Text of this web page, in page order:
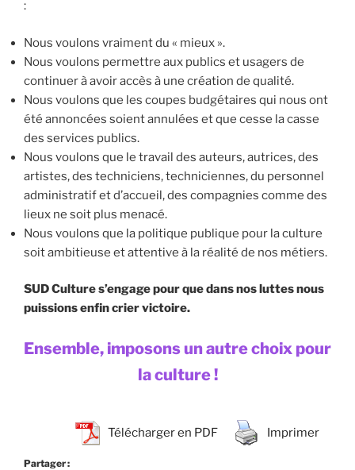
:
Nous voulons vraiment du « mieux ».
Nous voulons permettre aux publics et usagers de
continuer à avoir accès à une création de qualité.
Nous voulons que les coupes budgétaires qui nous ont
été annoncées soient annulées et que cesse la casse
des services publics.
Nous voulons que le travail des auteurs, autrices, des
artistes, des techniciens, techniciennes, du personnel
administratif et d’accueil, des compagnies comme des
lieux ne soit plus menacé.
Nous voulons que la politique publique pour la culture
soit ambitieuse et attentive à la réalité de nos métiers.
SUD Culture s’engage pour que dans nos luttes nous
puissions enfin crier victoire.
Ensemble, imposons un autre choix pour
la culture !
Télécharger en PDF Imprimer
Partager :